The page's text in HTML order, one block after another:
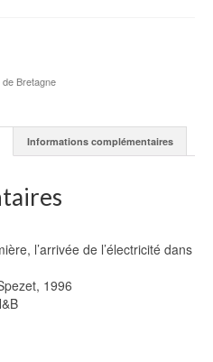
de Bretagne
Informations complémentaires
l’arrivée de l’électricité dans
1996